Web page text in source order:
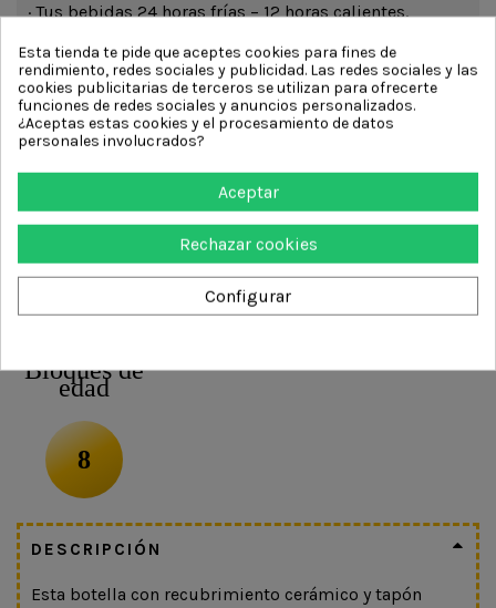
· Tus bebidas 24 horas frías – 12 horas calientes.
Añadir al carrito
Bloques de
edad
8
DESCRIPCIÓN
Esta botella con recubrimiento cerámico y tapón
Esta tienda te pide que aceptes cookies para fines de
rendimiento, redes sociales y publicidad. Las redes sociales y las
cookies publicitarias de terceros se utilizan para ofrecerte
funciones de redes sociales y anuncios personalizados.
¿Aceptas estas cookies y el procesamiento de datos
personales involucrados?
Aceptar
Rechazar cookies
Configurar